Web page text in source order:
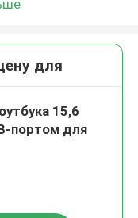
для
15,6
портом для